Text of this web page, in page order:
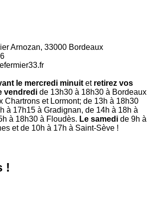
Arnozan, 33000 Bordeaux
le mercredi minuit et retirez vos
vendredi de 13h30 à 18h30 à Bordeaux
Chartrons et Lormont; de 13h à 18h30
à 17h15 à Gradignan, de 14h à 18h à
à 18h30 à Floudès. Le samedi de 9h à
et de 10h à 17h à Saint-Sève !
!